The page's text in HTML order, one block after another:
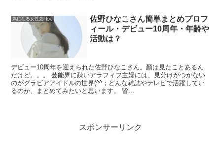
気になる女性芸能人
佐野ひなこさん簡単まとめプロフ
ィール・デビュー10周年・年齢や
活動は？
デビュー10周年を迎えられた佐野ひなこさん。顏は見たことあるん
だけど。。。 芸能界に疎いアラフィフ主婦には、見分けがつかない
のがグラビアアイドルの世界(^^；どんな雑誌やテレビで活躍してい
るのか、まとめてみたいと思います。 皆...
スポンサーリンク